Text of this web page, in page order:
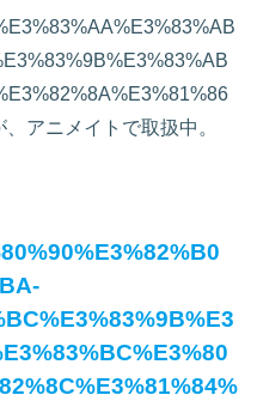
アニメイトで取扱中。